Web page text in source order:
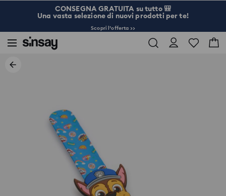
CONSEGNA GRATUITA su tutto 🎒
Una vasta selezione di nuovi prodotti per te!
Scopri l’offerta >>